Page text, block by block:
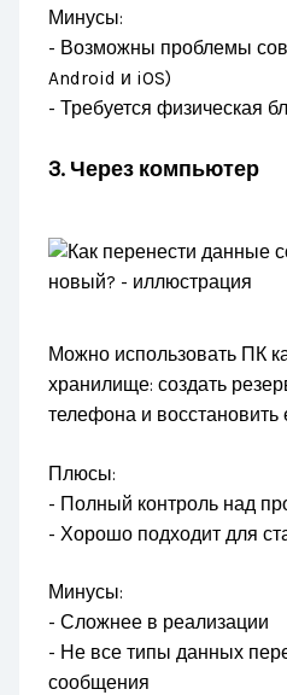
Минусы:
- Возможны проблемы
Android и iOS)
- Требуется физическая
3. Через компьютер
Можно использовать ПК
хранилище: создать
телефона и восстановить
Плюсы:
- Полный контроль над
- Хорошо подходит для
Минусы:
- Сложнее в реализации
- Не все типы данных
сообщения